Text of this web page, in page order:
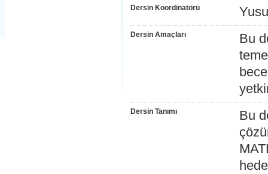
Dersin Koordinatörü
Dersin Amaçları
Bu
Dersin Tanımı
Bu